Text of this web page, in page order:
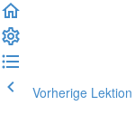
Vorherige Lektion